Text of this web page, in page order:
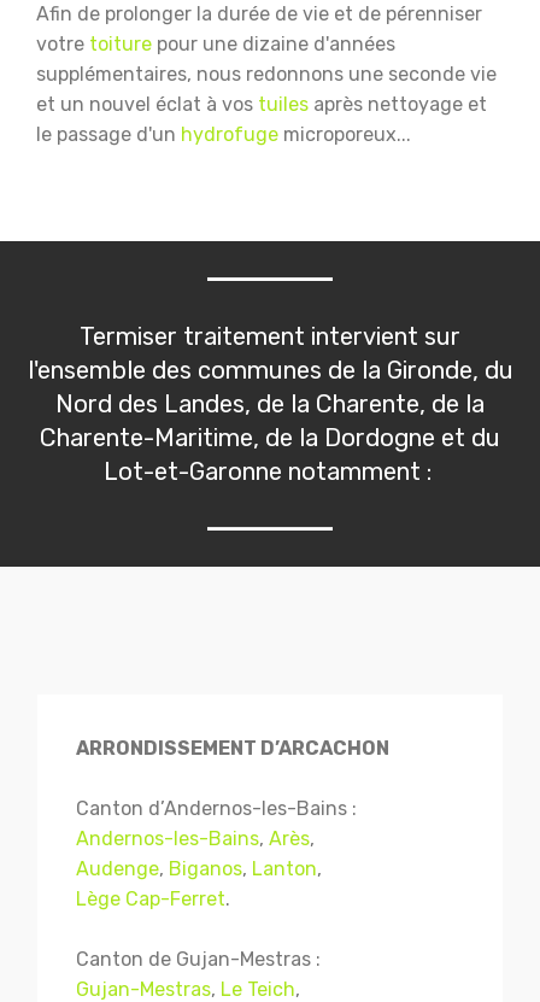
Afin de prolonger la durée de vie et de pérenniser
votre toiture pour une dizaine d'années
supplémentaires, nous redonnons une seconde vie
et un nouvel éclat à vos tuiles après nettoyage et
le passage d'un hydrofuge microporeux...
Termiser traitement intervient sur
l'ensemble des communes de la Gironde, du
Nord des Landes, de la Charente, de la
Charente-Maritime, de la Dordogne et du
Lot-et-Garonne notamment :
ARRONDISSEMENT D’ARCACHON
Canton d’Andernos-les-Bains :
Andernos-les-Bains, Arès,
Audenge, Biganos, Lanton,
Lège Cap-Ferret.
Canton de Gujan-Mestras :
Gujan-Mestras, Le Teich,